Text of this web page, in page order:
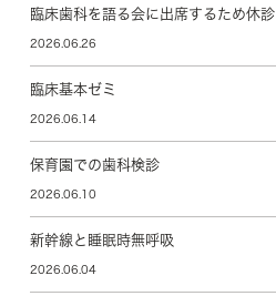
臨床歯科を語る会に出席するため休診
2026.06.26
臨床基本ゼミ
2026.06.14
保育園での歯科検診
2026.06.10
新幹線と睡眠時無呼吸
2026.06.04